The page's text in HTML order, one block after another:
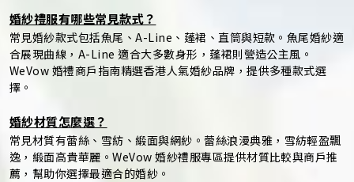
婚紗禮服有哪些常見款式？
常見婚紗款式包括魚尾、A-Line、蓬裙、直筒與短款。魚尾婚紗適
合展現曲線，A-Line 適合大多數身形，蓬裙則營造公主風。
WeVow 婚禮商戶指南精選香港人氣婚紗品牌，提供多種款式選
擇。
婚紗材質怎麼選？
常見材質有蕾絲、雪紡、緞面與網紗。蕾絲浪漫典雅，雪紡輕盈飄
逸，緞面高貴華麗。WeVow 婚紗禮服專區提供材質比較與商戶推
薦，幫助你選擇最適合的婚紗。